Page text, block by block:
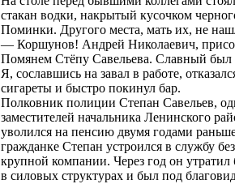
стакан водки, накрытый кусочком
Поминки. Другого места, мать их, не
— Коршунов! Андрей Николаевич,
Помянем Стёпу Савельева. Славный
Я, сославшись на завал в работе,
сигареты и быстро покинул бар.
Полковник полиции Степан Савельев,
заместителей начальника Ленинского
уволился на пенсию двумя годами
гражданке Степан устроился в службу
крупной компании. Через год он утратил
в силовых структурах и был под